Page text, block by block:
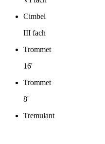
Cimbel
III fach
Trommet
16'
Trommet
8'
Tremulant